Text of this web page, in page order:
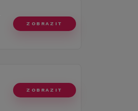
ZOBRAZIT
ZOBRAZIT